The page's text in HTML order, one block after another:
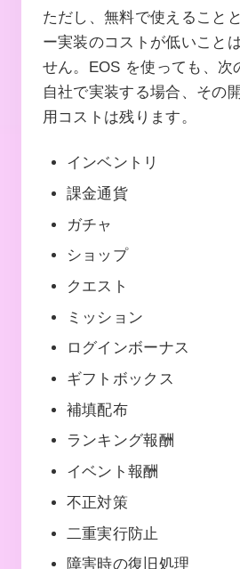
ただし、無料で使えること
ー実装のコストが低いこと
せん。EOS を使っても、次
自社で実装する場合、その
用コストは残ります。
インベントリ
課金通貨
ガチャ
ショップ
クエスト
ミッション
ログインボーナス
ギフトボックス
補填配布
ランキング報酬
イベント報酬
不正対策
二重実行防止
障害時の復旧処理